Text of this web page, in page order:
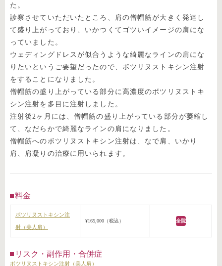
た。
診察させていただいたところ、肩の僧帽筋が大きく発達し
て盛り上がっており、いかつくてゴツいイメージの肩にな
っていました。
ウェディングドレスが似合うような綺麗なラインの肩にな
りたいというご要望だったので、ボツリヌストキシン注射
をすることになりました。
僧帽筋の盛り上がっている部分に高濃度のボツリヌストキ
シン注射を多目に注射しました。
注射後2ヶ月には、僧帽筋の盛り上がっている部分が萎縮し
て、なだらかで綺麗なラインの肩になりました。
僧帽筋へのボツリヌストキシン注射は、なで肩、いかり
肩、肩凝りの治療に用いられます。
料金
ボツリヌストキシン注
射（美人肩）
¥165,000（税込） 全院
リスク・副作用・合併症
ボツリヌストキシン注射（美人肩）